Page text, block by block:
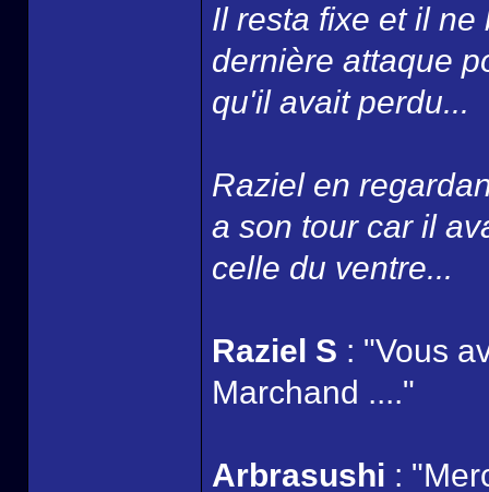
Il resta fixe et il
dernière attaque
qu'il avait perdu...
Raziel en
a son tour car il
celle du ventre...
Raziel S : "Vous
Marchand ...."
Arbrasushi :